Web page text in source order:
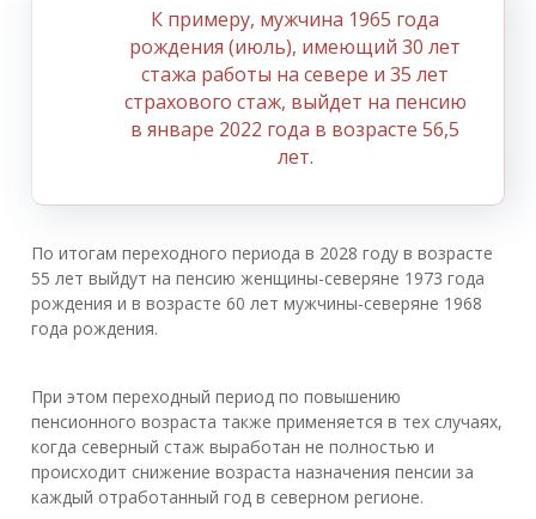
К примеру, мужчина 1965 года
рождения (июль), имеющий 30 лет
стажа работы на севере и 35 лет
страхового стаж, выйдет на пенсию
в январе 2022 года в возрасте 56,5
лет.
По итогам переходного периода в 2028 году в возрасте
55 лет выйдут на пенсию женщины-северяне 1973 года
рождения и в возрасте 60 лет мужчины-северяне 1968
года рождения.
При этом переходный период по повышению
пенсионного возраста также применяется в тех случаях,
когда северный стаж выработан не полностью и
происходит снижение возраста назначения пенсии за
каждый отработанный год в северном регионе.